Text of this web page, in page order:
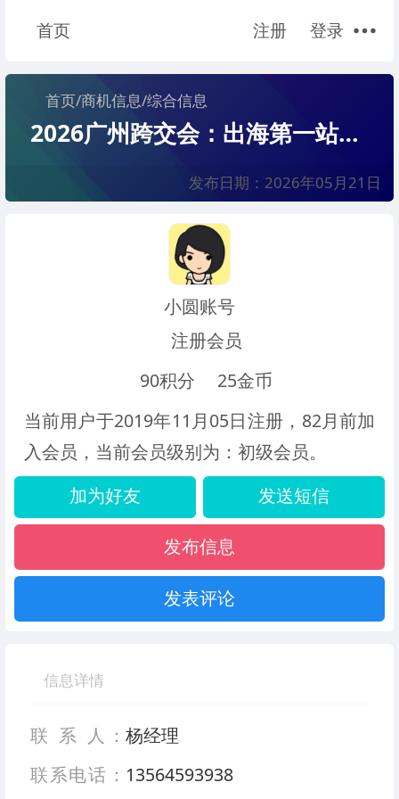
首页 注册 登录
首页/商机信息/综合信息
2026广州跨交会：出海第一站，爆款发源地
发布日期：2026年05月21日
小圆账号
注册会员
90积分
25金币
当前用户于2019年11月05日注册，82月前加
入会员，当前会员级别为：初级会员。
加为好友 发送短信
发布信息
发表评论
信息详情
联 系 人：杨经理
联系电话： 13564593938